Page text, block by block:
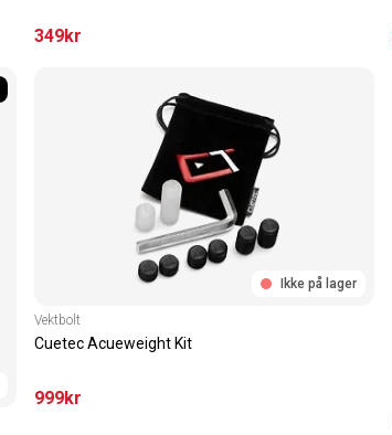
349kr
Ikke på lager
Vektbolt
Cuetec Acueweight Kit
999kr